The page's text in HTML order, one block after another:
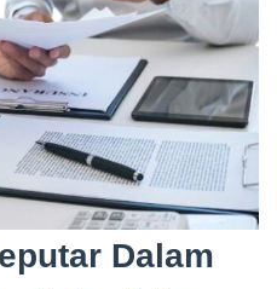
Dalam